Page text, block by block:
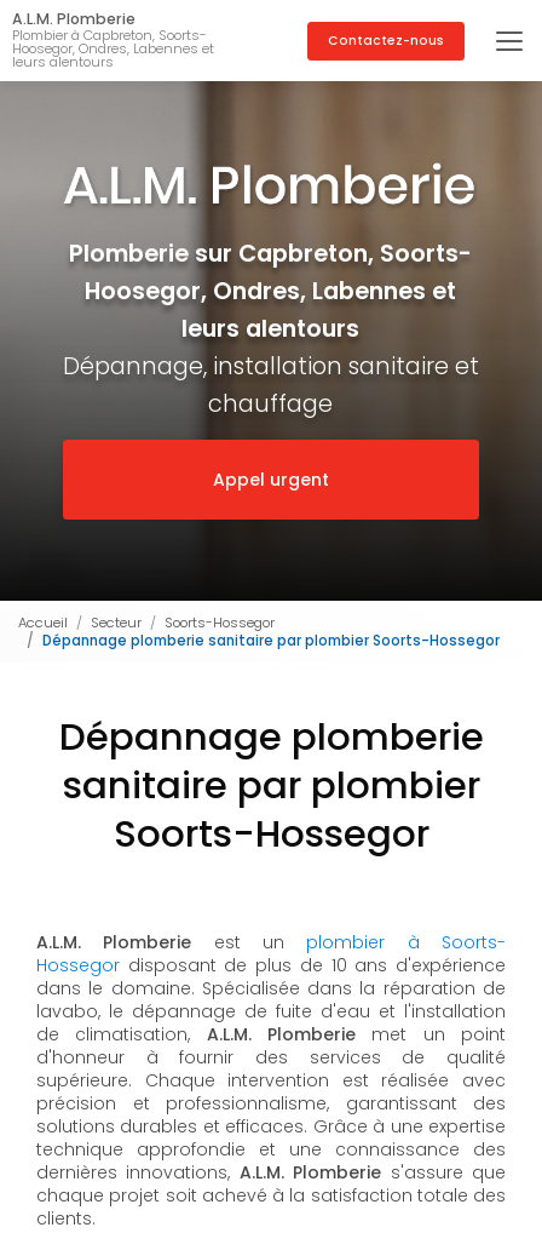
Aller
au
contenu
principal
A.L.M. Plomberie
Plombier à Capbreton, Soorts-
Hoosegor, Ondres, Labennes et
leurs alentours
Contactez-nous
Plomberie sur Capbreton, Soorts-
Hoosegor, Ondres, Labennes et
leurs alentours
Dépannage, installation sanitaire et
chauffage
Appel urgent
Accueil Secteur
Soorts-Hossegor
Dépannage plomberie sanitaire par plombier Soorts-Hossegor
Dépannage plomberie
sanitaire par plombier
Soorts-Hossegor
A.L.M. Plomberie est un plombier à Soorts-
Hossegor disposant de plus de 10 ans d'expérience
dans le domaine. Spécialisée dans la réparation de
lavabo, le dépannage de fuite d'eau et l'installation
de climatisation, A.L.M. Plomberie met un point
d'honneur à fournir des services de qualité
supérieure. Chaque intervention est réalisée avec
précision et professionnalisme, garantissant des
solutions durables et efficaces. Grâce à une expertise
technique approfondie et une connaissance des
dernières innovations, A.L.M. Plomberie s'assure que
chaque projet soit achevé à la satisfaction totale des
clients.